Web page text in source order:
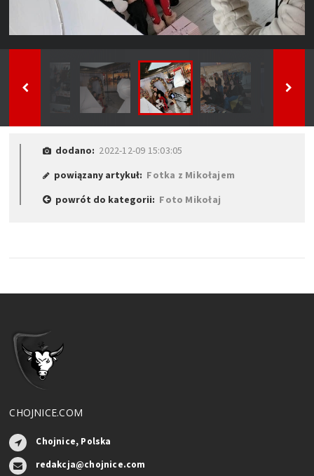
dodano: 2022-12-09 15:03:05
powiązany artykuł: Fotka z Mikołajem
powrót do kategorii: Foto Mikołaj
CHOJNICE.COM
Chojnice, Polska
redakcja@chojnice.com